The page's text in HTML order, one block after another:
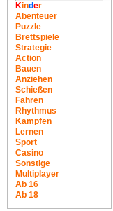
Kinder
Abenteuer
Puzzle
Brettspiele
Strategie
Action
Bauen
Anziehen
Schießen
Fahren
Rhythmus
Kämpfen
Lernen
Sport
Casino
Sonstige
Multiplayer
Ab 16
Ab 18